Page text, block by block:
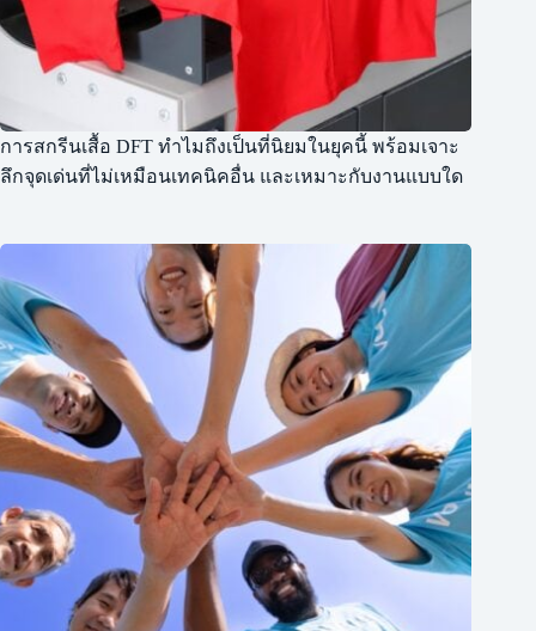
การสกรีนเสื้อ DFT ทำไมถึงเป็นที่นิยมในยุคนี้ พร้อมเจาะ
ลึกจุดเด่นที่ไม่เหมือนเทคนิคอื่น และเหมาะกับงานแบบใด